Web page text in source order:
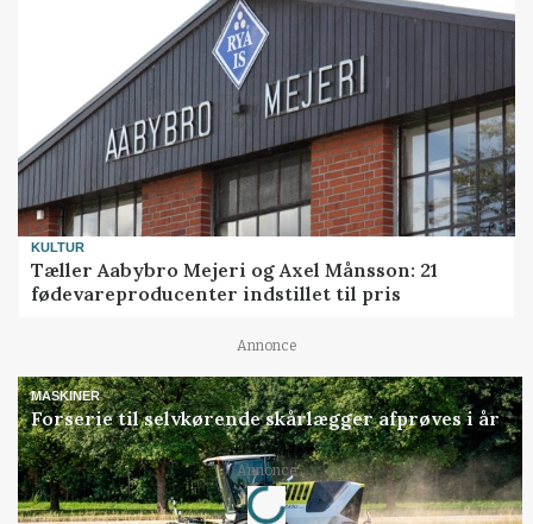
KULTUR
Tæller Aabybro Mejeri og Axel Månsson: 21
fødevareproducenter indstillet til pris
Annonce
MASKINER
Forserie til selvkørende skårlægger afprøves i år
Annonce
Loading...